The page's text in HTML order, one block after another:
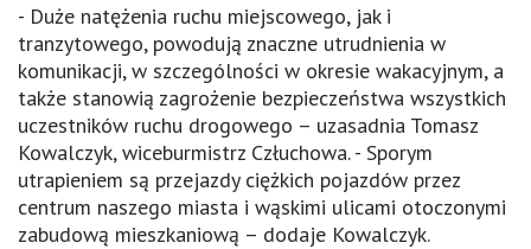
- Duże natężenia ruchu miejscowego, jak i
tranzytowego, powodują znaczne utrudnienia w
komunikacji, w szczególności w okresie wakacyjnym, a
także stanowią zagrożenie bezpieczeństwa wszystkich
uczestników ruchu drogowego – uzasadnia Tomasz
Kowalczyk, wiceburmistrz Człuchowa. - Sporym
utrapieniem są przejazdy ciężkich pojazdów przez
centrum naszego miasta i wąskimi ulicami otoczonymi
zabudową mieszkaniową – dodaje Kowalczyk.